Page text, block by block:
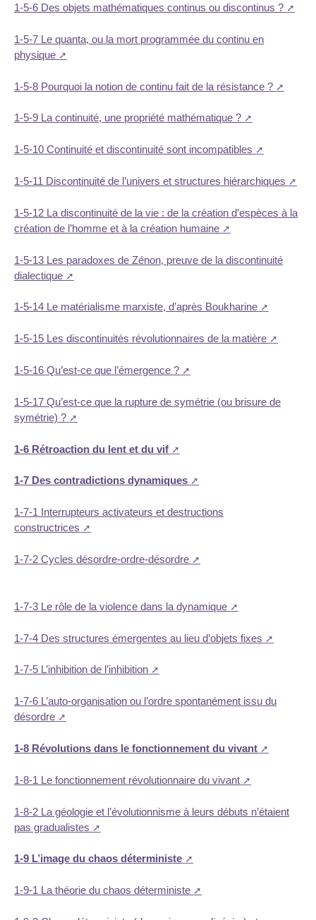
1-5-6 Des objets mathématiques continus ou discontinus ?
1-5-7 Le quanta, ou la mort programmée du continu en
physique
1-5-8 Pourquoi la notion de continu fait de la résistance ?
1-5-9 La continuité, une propriété mathématique ?
1-5-10 Continuité et discontinuité sont incompatibles
1-5-11 Discontinuité de l’univers et structures hiérarchiques
1-5-12 La discontinuité de la vie : de la création d’espèces à la
création de l’homme et à la création humaine
1-5-13 Les paradoxes de Zénon, preuve de la discontinuité
dialectique
1-5-14 Le matérialisme marxiste, d’après Boukharine
1-5-15 Les discontinuités révolutionnaires de la matière
1-5-16 Qu’est-ce que l’émergence ?
1-5-17 Qu’est-ce que la rupture de symétrie (ou brisure de
symétrie) ?
1-6 Rétroaction du lent et du vif
1-7 Des contradictions dynamiques
1-7-1 Interrupteurs activateurs et destructions
constructrices
1-7-2 Cycles désordre-ordre-désordre
1-7-3 Le rôle de la violence dans la dynamique
1-7-4 Des structures émergentes au lieu d’objets fixes
1-7-5 L’inhibition de l’inhibition
1-7-6 L’auto-organisation ou l’ordre spontanément issu du
désordre
1-8 Révolutions dans le fonctionnement du vivant
1-8-1 Le fonctionnement révolutionnaire du vivant
1-8-2 La géologie et l’évolutionnisme à leurs débuts n’étaient
pas gradualistes
1-9 L’image du chaos déterministe
1-9-1 La théorie du chaos déterministe